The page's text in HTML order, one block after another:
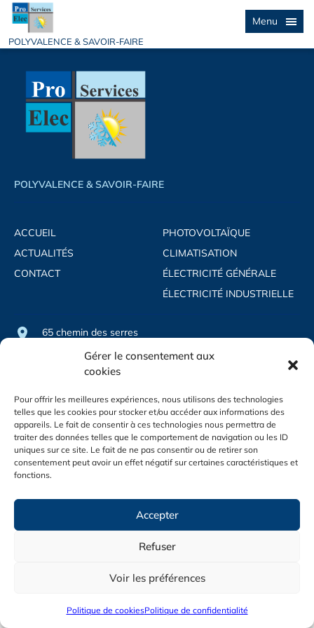
Gérer le consentement aux
cookies
Pour offrir les meilleures expériences, nous utilisons des technologies
telles que les cookies pour stocker et/ou accéder aux informations des
appareils. Le fait de consentir à ces technologies nous permettra de
traiter des données telles que le comportement de navigation ou les ID
uniques sur ce site. Le fait de ne pas consentir ou de retirer son
consentement peut avoir un effet négatif sur certaines caractéristiques et
fonctions.
Accepter
Refuser
Voir les préférences
Politique de cookiesPolitique de confidentialité
POLYVALENCE & SAVOIR-FAIRE
Menu
POLYVALENCE & SAVOIR-FAIRE
ACCUEIL
ACTUALITÉS
CONTACT
PHOTOVOLTAÏQUE
CLIMATISATION
ÉLECTRICITÉ GÉNÉRALE
ÉLECTRICITÉ INDUSTRIELLE
65 chemin des serres
sasproelec@gmail.com
03 58 90 00 30
Du lundi au vendredi de 8h à
12h et de 14h à 17h
Copyright © 2026